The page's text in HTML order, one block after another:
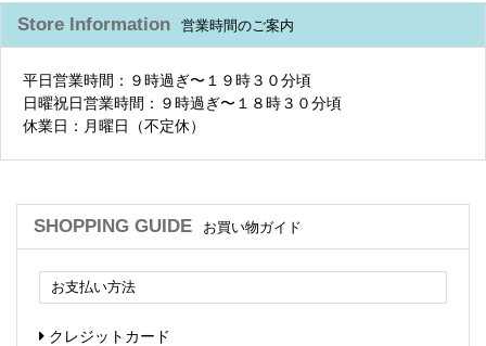
Store Information 営業時間のご案内
平日営業時間：９時過ぎ〜１９時３０分頃
日曜祝日営業時間：９時過ぎ〜１８時３０分頃
休業日：月曜日（不定休）
SHOPPING GUIDE お買い物ガイド
お支払い方法
クレジットカード